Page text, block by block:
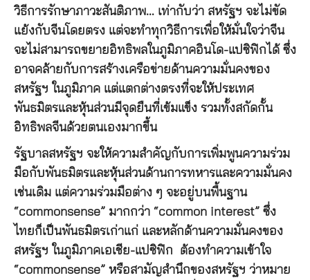
วิธีการรักษาภาวะสันติภาพ… เท่ากับว่า สหรัฐฯ จะไม่ขัด
แย้งกับจีนโดยตรง แต่จะทำทุกวิธีการเพื่อให้มั่นใจว่าจีน
จะไม่สามารถขยายอิทธิพลในภูมิภาคอินโด-แปซิฟิกได้ ซึ่ง
อาจคล้ายกับการสร้างเครือข่ายด้านความมั่นคงของ
สหรัฐฯ ในภูมิภาค แต่แตกต่างตรงที่จะให้ประเทศ
พันธมิตรและหุ้นส่วนมีจุดยืนที่เข้มแข็ง รวมทั้งสกัดกั้น
อิทธิพลจีนด้วยตนเองมากขึ้น
รัฐบาลสหรัฐฯ จะให้ความสำคัญกับการเพิ่มพูนความร่วม
มือกับพันธมิตรและหุ้นส่วนด้านการทหารและความมั่นคง
เช่นเดิม แต่ความร่วมมือต่าง ๆ จะอยู่บนพื้นฐาน
“commonsense” มากกว่า “common interest” ซึ่ง
ไทยก็เป็นพันธมิตรเก่าแก่ และหลักด้านความมั่นคงของ
สหรัฐฯ ในภูมิภาคเอเชีย-แปซิฟิก ต้องทำความเข้าใจ
“commonsense” หรือสามัญสำนึกของสหรัฐฯ ว่าหมาย